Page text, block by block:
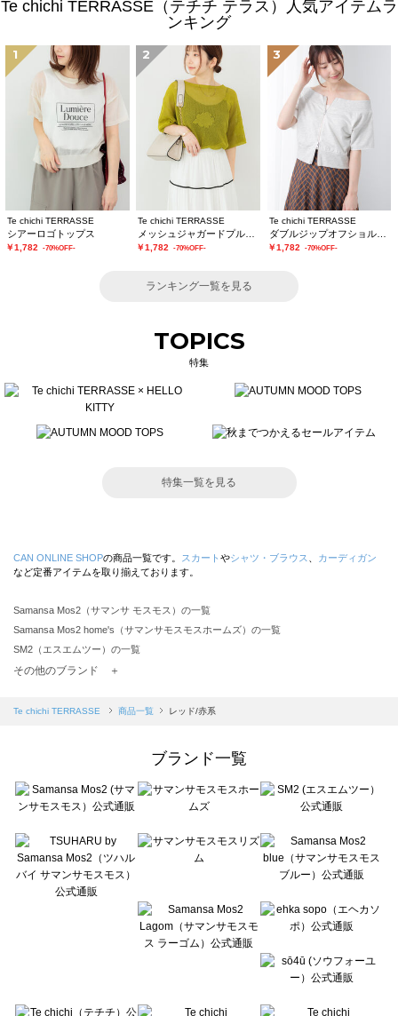
Te chichi TERRASSE（テチチ テラス）人気アイテムラ
ンキング
1
Te chichi TERRASSE
シアーロゴトップス
￥1,782 -70%OFF-
2
Te chichi TERRASSE
￥1,782 -70%OFF-
3
Te chichi TERRASSE
ダブルジップオフショルカットトップス
￥1,782 -70%OFF-
ランキング一覧を見る
TOPICS
特集
特集一覧を見る
CAN ONLINE SHOPの商品一覧です。 スカート やシャツ・ブラウス
カーディガン
など定番アイテムを取り揃えております。
Samansa Mos2（サマンサ モスモス）の一覧
Samansa Mos2 home's（サマンサモスモスホームズ）の一覧
SM2（エスエムツー）の一覧
TSUHARU by Samansa Mos2（ツハルバイサマンサモスモス）の一覧
Samansa Mos2 blue（サマンサモスモス ブルー）の一覧
Te chichi（テチチ）の一覧
Te chichi CLASSIC（テチチ クラシック）の一覧
Lugnoncure（ルノンキュール）の一覧
BETTY'S BLUE（べティーズブルー）の一覧
Wpc.（ワールドパーティー）の一覧
その他のブランド ＋
Te chichi TERRASSE 商品一覧 レッド/赤系
ブランド一覧